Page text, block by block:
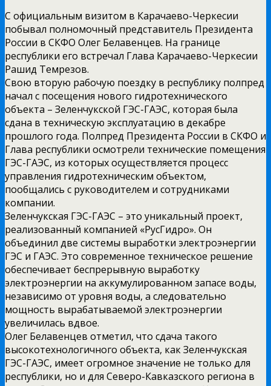
С официальным визитом в Карачаево-Черкесии
побывал полномочный представитель Президента
России в СКФО Олег Белавенцев. На границе
республики его встречал Глава Карачаево-Черкесии
Рашид Темрезов.
Свою вторую рабочую поездку в республику полпред
начал с посещения нового гидротехнического
объекта – Зеленчукской ГЭС-ГАЭС, которая была
сдана в техническую эксплуатацию в декабре
прошлого года. Полпред Президента России в СКФО и
Глава республики осмотрели технические помещения
ГЭС-ГАЭС, из которых осуществляется процесс
управления гидротехническим объектом,
пообщались с руководителем и сотрудниками
компании.
Зеленчукская ГЭС-ГАЭС – это уникальный проект,
реализованный компанией «РусГидро». Он
объединил две системы выработки электроэнергии
ГЭС и ГАЭС. Это современное техническое решение
обеспечивает беспрерывную выработку
электроэнергии на аккумулированном запасе воды,
независимо от уровня воды, а следовательно
мощность вырабатываемой электроэнергии
увеличилась вдвое.
Олег Белавенцев отметил, что сдача такого
высокотехнологичного объекта, как Зеленчукская
ГЭС-ГАЭС, имеет огромное значение не только для
республики, но и для Северо-Кавказского региона в